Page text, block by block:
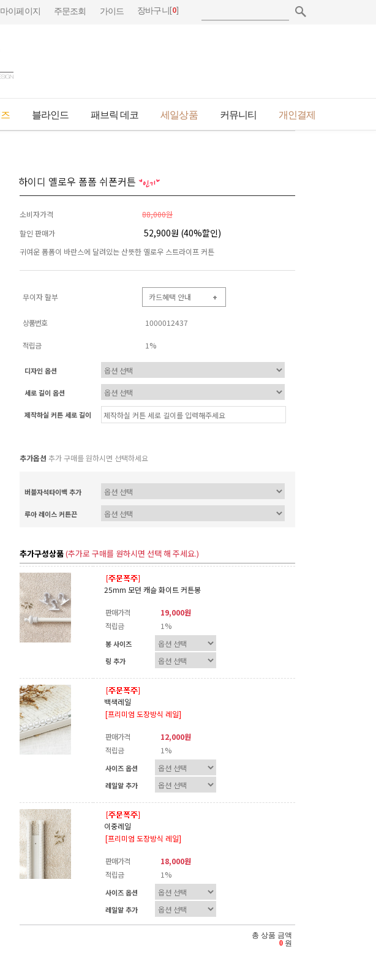
마이페이지 주문조회 가이드 장바구니[0]
즈 블라인드 패브릭 데코 세일상품 커뮤니티 개인결제
하이디 옐로우 폼폼 쉬폰커튼
소비자가격
88,000원
할인 판매가
52,900원 (40%할인)
귀여운 폼폼이 바란스에 달려있는 산뜻한 옐로우 스트라이프 커튼
무이자 할부 카드혜택 안내 +
상품번호 1000012437
적립금 1%
디자인 옵션
세로 길이 옵션
제작하실 커튼 세로 길이
추가옵션 추가 구매를 원하시면 선택하세요
버블자석타이백 추가
루아 레이스 커튼끈
추가구성상품(추가로 구매를 원하시면 선택 해 주세요.)
25mm 모던 캐슬 화이트 커튼봉
판매가격
19,000원
적립금
1%
봉 사이즈
링 추가
백색레일
[프리미엄 도장방식 레일]
판매가격
12,000원
적립금
1%
사이즈 옵션
레일알 추가
이중레일
[프리미엄 도장방식 레일]
판매가격
18,000원
적립금
1%
사이즈 옵션
레일알 추가
총 상품 금액
0 원